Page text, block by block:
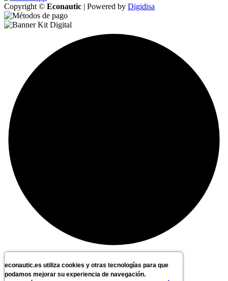
Copyright © Econautic | Powered by Digidisa
econautic.es utiliza cookies y otras tecnologías para que
podamos mejorar su experiencia de navegación.